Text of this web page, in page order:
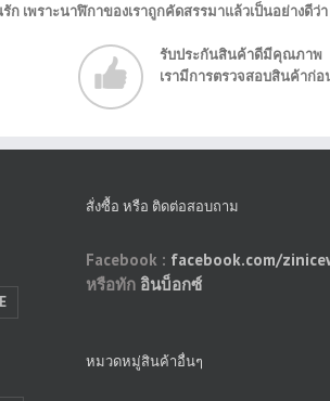
ก เพราะนาฬิกาของเราถูกคัดสรรมาแล้วเป็นอย่างดี
รับประกันสินค้าดีมีคุณภาพ
เรามีการตรวจสอบสินค้าก่อ
สั่งซื้อ หรือ ติดต่อสอบถาม
Facebook : facebook.com/
หรือทัก อินบ็อกซ์
หมวดหมู่สินค้าอื่นๆ